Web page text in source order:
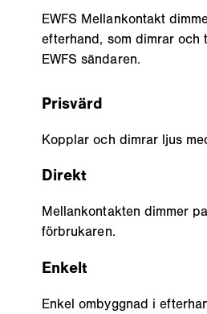
EWFS Mellankontakt
efterhand, som dimrar och
EWFS sändaren.
Prisvärd
Kopplar och dimrar ljus
Direkt
Mellankontakten dimmer
förbrukaren.
Enkelt
Enkel ombyggnad i